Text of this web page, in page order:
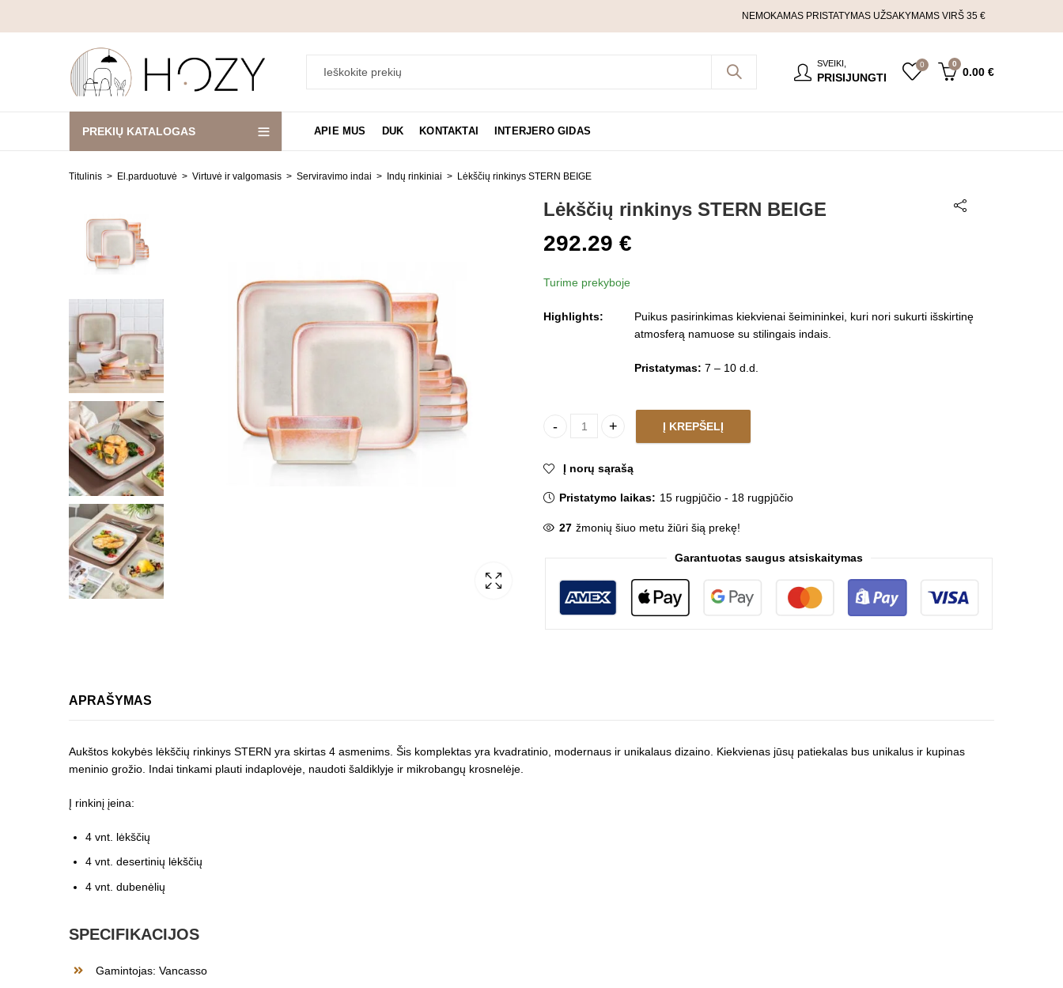
NEMOKAMAS PRISTATYMAS UŽSAKYMAMS VIRŠ 35 €
SVEIKI,
PRISIJUNGTI
0 0
0.00 €
PREKIŲ KATALOGAS APIE MUS DUK KONTAKTAI INTERJERO GIDAS
Titulinis El.parduotuvė Virtuvė ir valgomasis Serviravimo indai Indų rinkiniai Lėkščių rinkinys STERN BEIGE
Lėkščių rinkinys STERN BEIGE
292.29 €
Turime prekyboje
Highlights:
Puikus pasirinkimas kiekvienai šeimininkei, kuri nori sukurti išskirtinę
atmosferą namuose su stilingais indais.
Pristatymas: 7 – 10 d.d.
Lėkščių rinkinys STERN BEIGE quantity
Į KREPŠELĮ
Į norų sąrašą
Pristatymo laikas: 15 rugpjūčio - 18 rugpjūčio
27 žmonių šiuo metu žiūri šią prekę!
Garantuotas saugus atsiskaitymas
APRAŠYMAS
Aukštos kokybės lėkščių rinkinys STERN yra skirtas 4 asmenims. Šis komplektas yra kvadratinio, modernaus ir unikalaus dizaino. Kiekvienas jūsų patiekalas bus unikalus ir kupinas
meninio grožio. Indai tinkami plauti indaplovėje, naudoti šaldiklyje ir mikrobangų krosnelėje.
Į rinkinį įeina:
4 vnt. lėkščių
4 vnt. desertinių lėkščių
4 vnt. dubenėlių
SPECIFIKACIJOS
Gamintojas: Vancasso